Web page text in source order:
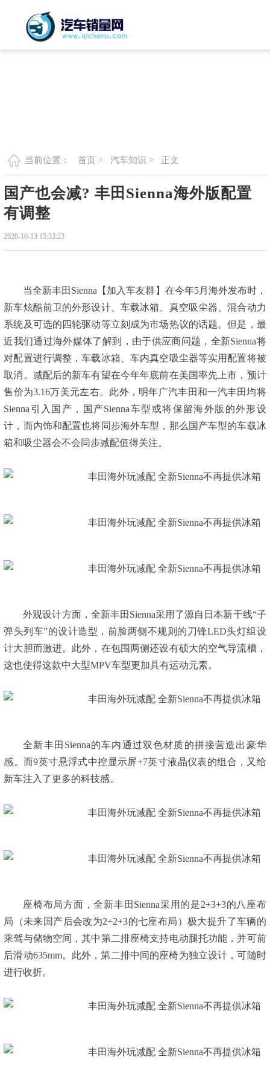
当前位置： 首页 > 汽车知识 > 正文
国产也会减? 丰田Sienna海外版配置
有调整
2020-10-13 15:33:23
当全新丰田Sienna【加入车友群】在今年5月海外发布时，
新车炫酷前卫的外形设计、车载冰箱、真空吸尘器、混合动力
系统及可选的四轮驱动等立刻成为市场热议的话题。但是，最
近我们通过海外媒体了解到，由于供应商问题，全新Sienna将
对配置进行调整，车载冰箱、车内真空吸尘器等实用配置将被
取消。减配后的新车有望在今年年底前在美国率先上市，预计
售价为3.16万美元左右。此外，明年广汽丰田和一汽丰田均将
Sienna引入国产，国产Sienna车型或将保留海外版的外形设
计，而内饰和配置也将同步海外车型，那么国产车型的车载冰
箱和吸尘器会不会同步减配值得关注。
外观设计方面，全新丰田Sienna采用了源自日本新干线“子
弹头列车”的设计造型，前脸两侧不规则的刀锋LED头灯组设
计大胆而激进。此外，在包围两侧还设有硕大的空气导流槽，
这也使得这款中大型MPV车型更加具有运动元素。
全新丰田Sienna的车内通过双色材质的拼接营造出豪华
感。而9英寸悬浮式中控显示屏+7英寸液晶仪表的组合，又给
新车注入了更多的科技感。
座椅布局方面，全新丰田Sienna采用的是2+3+3的八座布
局（未来国产后会改为2+2+3的七座布局）极大提升了车辆的
乘驾与储物空间，其中第二排座椅支持电动腿托功能，并可前
后滑动635mm。此外，第二排中间的座椅为独立设计，可随时
进行收折。